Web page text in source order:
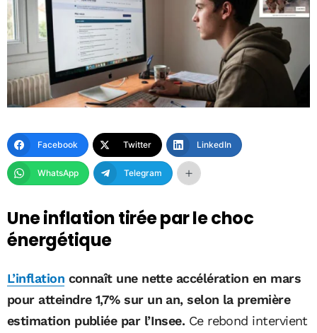
Facebook Twitter LinkedIn
WhatsApp Telegram
Une inflation tirée par le choc
énergétique
L’inflation connaît une nette accélération en mars
pour atteindre 1,7% sur un an, selon la première
estimation publiée par l’Insee. Ce rebond intervient